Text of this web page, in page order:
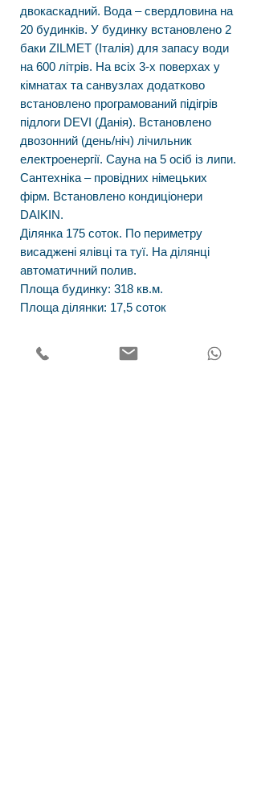
двокаскадний. Вода – свердловина на
20 будинків. У будинку встановлено 2
баки ZILMET (Італія) для запасу води
на 600 літрів. На всіх 3-х поверхах у
кімнатах та санвузлах додатково
встановлено програмований підігрів
підлоги DEVI (Данія). Встановлено
двозонний (день/ніч) лічильник
електроенергії. Сауна на 5 осіб із липи.
Сантехніка – провідних німецьких
фірм. Встановлено кондиціонери
DAIKIN.
Ділянка 175 соток. По периметру
висаджені ялівці та туї. На ділянці
автоматичний полив.
Площа будинку: 318 кв.м.
Площа ділянки: 17,5 соток